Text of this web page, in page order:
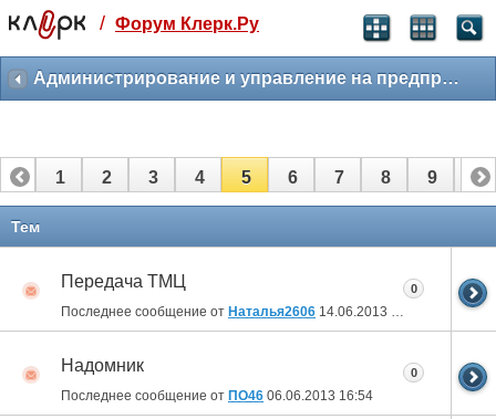
Святые угодники, Клерк без рекламы
прекрасен:)
3 месяца
259
-10%
полгода
499 ₽
Отмена Оплатить
/ Форум Клерк.Ру
Администрирование и управление на предприятии
1 2 3 4 5 6 7 8 9 10
Тем
Передача ТМЦ
Последнее сообщение от Наталья2606 14.06.2013 07:11
0
Надомник
Последнее сообщение от ПО46 06.06.2013 16:54
0